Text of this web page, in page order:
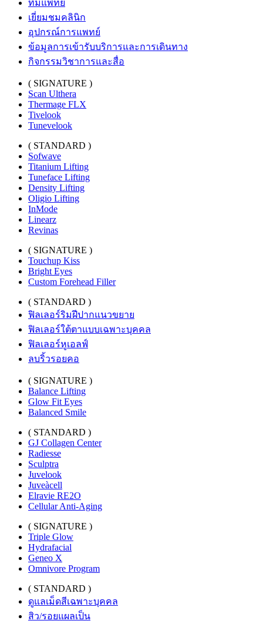
ทีมแพทย์
เยี่ยมชมคลินิก
อุปกรณ์การแพทย์
ข้อมูลการเข้ารับบริการและการเดินทาง
กิจกรรมวิชาการและสื่อ
( SIGNATURE )
Scan Ulthera
Thermage FLX
Tivelook
Tunevelook
( STANDARD )
Sofwave
Titanium Lifting
Tuneface Lifting
Density Lifting
Oligio Lifting
InMode
Linearz
Revinas
( SIGNATURE )
Touchup Kiss
Bright Eyes
Custom Forehead Filler
( STANDARD )
ฟิลเลอร์ริมฝีปากแนวขยาย
ฟิลเลอร์ใต้ตาแบบเฉพาะบุคคล
ฟิลเลอร์หูเอลฟ์
ลบริ้วรอยคอ
( SIGNATURE )
Balance Lifting
Glow Fit Eyes
Balanced Smile
( STANDARD )
GJ Collagen Center
Radiesse
Sculptra
Juvelook
Juveàcell
Elravie RE2O
Cellular Anti-Aging
( SIGNATURE )
Triple Glow
Hydrafacial
Geneo X
Omnivore Program
( STANDARD )
ดูแลเม็ดสีเฉพาะบุคคล
สิว/รอยแผลเป็น